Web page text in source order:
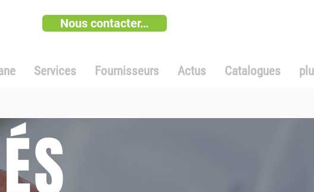
Nous contacter…
Services Fournisseurs Actus Catalogues